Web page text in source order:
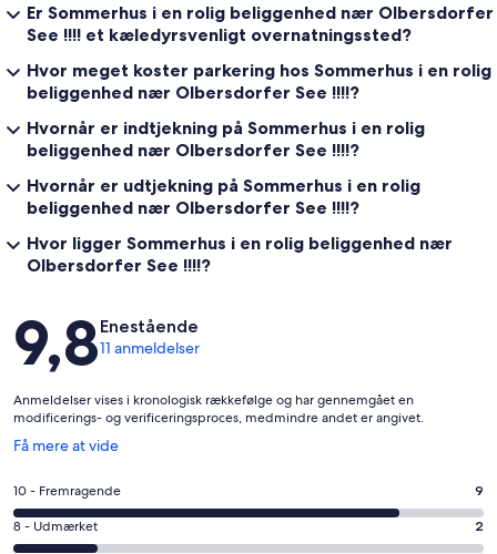
Er Sommerhus i en rolig beliggenhed nær Olbersdorfer
See !!!! et kæledyrsvenligt overnatningssted?
Hvor meget koster parkering hos Sommerhus i en rolig
beliggenhed nær Olbersdorfer See !!!!?
Hvornår er indtjekning på Sommerhus i en rolig
beliggenhed nær Olbersdorfer See !!!!?
Hvornår er udtjekning på Sommerhus i en rolig
beliggenhed nær Olbersdorfer See !!!!?
Hvor ligger Sommerhus i en rolig beliggenhed nær
Olbersdorfer See !!!!?
Anmeldelser
9,8Enestående
11 anmeldelser
Anmeldelser vises i kronologisk rækkefølge og har gennemgået en
modificerings- og verificeringsproces, medmindre andet er angivet.
Få mere at vide
Åbner
et
nyt
vindue
Bedømmelse
på
10
10 - Fremragende 9
Bedømmelse
8 - Udmærket 2